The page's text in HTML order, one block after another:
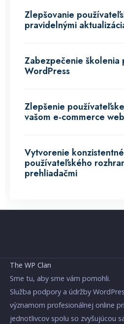
Zlepšovanie
pravidelnými
Zabezpečenie školenia
WordPress
Zlepšenie
vašom e-commerce
Vytvorenie
používateľského
prehliadačmi
The WP Clan
Sme tu, aby sme vám pomohli.
Služba podpory a údržby
významom profesionálnej online
jednotlivcov spolu so zvyšujúcou